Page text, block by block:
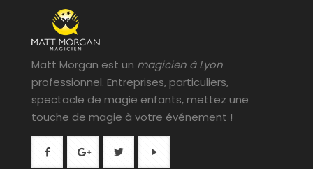
Matt Morgan est un magicien à Lyon
professionnel. Entreprises, particuliers,
spectacle de magie enfants, mettez une
touche de magie à votre événement !